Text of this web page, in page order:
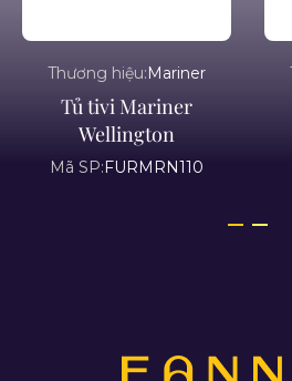
Thương hiệu:Mariner
Tủ tivi Mariner
Wellington
Mã SP:FURMRN110